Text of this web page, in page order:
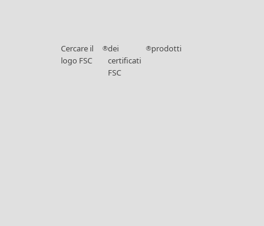
Cercare il
logo FSC
®dei
certificati
FSC
®prodotti